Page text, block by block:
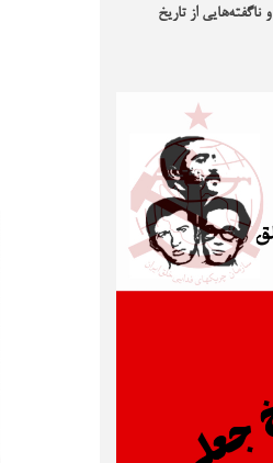
ضربات سال‌های ۱۳۵۴ و ۱۳۵۵ و ناگفته‌هایی از تاریخ